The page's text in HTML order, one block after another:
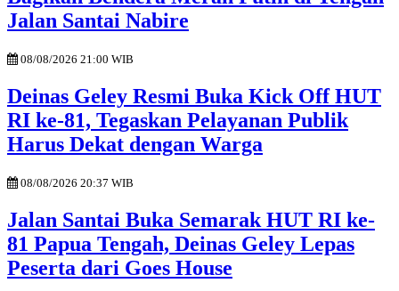
Jalan Santai Nabire
08/08/2026 21:00 WIB
Deinas Geley Resmi Buka Kick Off HUT
RI ke-81, Tegaskan Pelayanan Publik
Harus Dekat dengan Warga
08/08/2026 20:37 WIB
Jalan Santai Buka Semarak HUT RI ke-
81 Papua Tengah, Deinas Geley Lepas
Peserta dari Goes House